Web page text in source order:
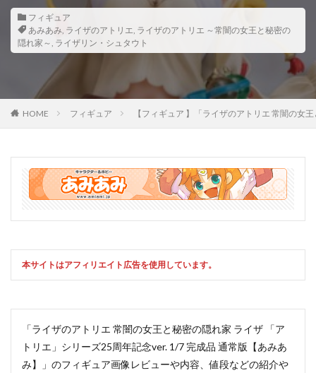
フィギュア
あみあみ, ライザのアトリエ, ライザのアトリエ ～常闇の女王と秘密の
隠れ家～, ライザリン・シュタウト
HOME フィギュア 【フィギュア 】「ライザのアトリエ 常闇の
本サイトはアフィリエイト広告を使用しています。
「ライザのアトリエ 常闇の女王と秘密の隠れ家 ライザ 「ア
トリエ」シリーズ25周年記念ver. 1/7 完成品 通常版【あみあ
み】」のフィギュア画像レビューや内容、値段などの紹介や